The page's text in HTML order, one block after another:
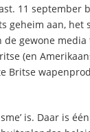
11 september
geheim aan, het
gewone media
(en
Britse
is. Daar is